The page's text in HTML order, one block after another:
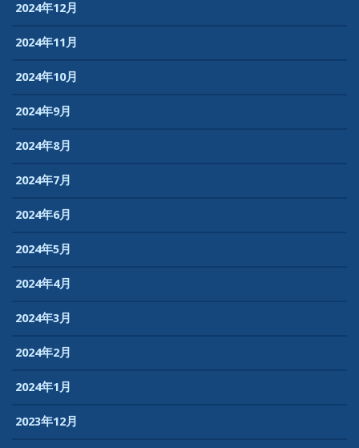
2024年12月
2024年11月
2024年10月
2024年9月
2024年8月
2024年7月
2024年6月
2024年5月
2024年4月
2024年3月
2024年2月
2024年1月
2023年12月